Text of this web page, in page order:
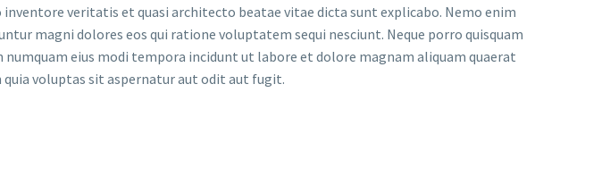
veritatis et quasi architecto beatae vitae dicta sunt explicabo. Nemo enim
magni dolores eos qui ratione voluptatem sequi nesciunt. Neque porro quisquam
eius modi tempora incidunt ut labore et dolore magnam aliquam quaerat
voluptas sit aspernatur aut odit aut fugit.